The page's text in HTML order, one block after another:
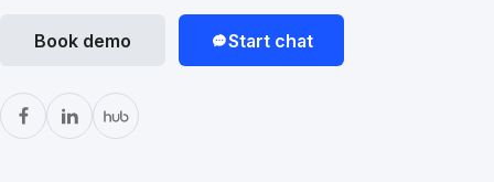
Book demo Start chat